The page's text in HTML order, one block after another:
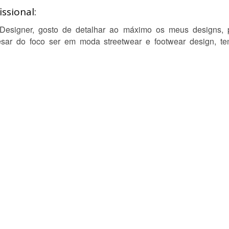
gosto de detalhar ao máximo os meus
do foco ser em moda streetwear e footwear design,